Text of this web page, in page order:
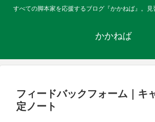
すべての脚本家を応援するブログ『かかねば』。見
かかねば
フィードバックフォーム｜キ
定ノート